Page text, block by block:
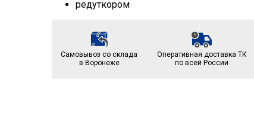
Самовывоз со склада
в Воронеже
Оперативная доставка ТК
по всей России